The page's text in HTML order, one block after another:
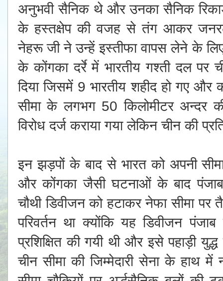
अनुभवी सैनिक थे और उनका सैनिक
के हस्तक्षेप की वजह से तंग आकर जनरल
नेहरू जी ने उन्हें इस्तीफा वापस लेने के
के कोंगका दर्रे में भारतीय गश्ती दल पर
दिया जिसमें 9 भारतीय शहीद हो गए
सीमा के लगभग 50 किलोमीटर
विरोध दर्ज कराया गया लेकिन चीन की
इन झड़पों के बाद से भारत को अपनी
और कोंगका जैसी घटनाओं के बाद पंजाब
चौथी डिवीजन को हटाकर नेफा सीमा पर
परिवर्तन था क्योंकि यह डिवीजन
प्रशिक्षित की गयी थी और इसे पहाड़ी
चीन सीमा की जिम्मेदारी सेना के हाथ